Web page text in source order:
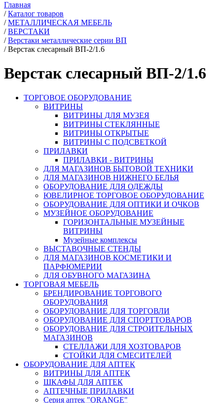
Главная
/ Каталог товаров
/ МЕТАЛЛИЧЕСКАЯ МЕБЕЛЬ
/ ВЕРСТАКИ
/ Верстаки металлические серии ВП
/ Верстак слесарный ВП-2/1.6
Верстак слесарный ВП-2/1.6
ТОРГОВОЕ ОБОРУДОВАНИЕ
ВИТРИНЫ
ВИТРИНЫ ДЛЯ МУЗЕЯ
ВИТРИНЫ СТЕКЛЯННЫЕ
ВИТРИНЫ ОТКРЫТЫЕ
ВИТРИНЫ С ПОДСВЕТКОЙ
ПРИЛАВКИ
ПРИЛАВКИ - ВИТРИНЫ
ДЛЯ МАГАЗИНОВ БЫТОВОЙ ТЕХНИКИ
ДЛЯ МАГАЗИНОВ НИЖНЕГО БЕЛЬЯ
ОБОРУДОВАНИЕ ДЛЯ ОДЕЖДЫ
ЮВЕЛИРНОЕ ТОРГОВОЕ ОБОРУДОВАНИЕ
ОБОРУДОВАНИЕ ДЛЯ ОПТИКИ И ОЧКОВ
МУЗЕЙНОЕ ОБОРУДОВАНИЕ
ГОРИЗОНТАЛЬНЫЕ МУЗЕЙНЫЕ
ВИТРИНЫ
Музейные комплексы
ВЫСТАВОЧНЫЕ СТЕНДЫ
ДЛЯ МАГАЗИНОВ КОСМЕТИКИ И
ПАРФЮМЕРИИ
ДЛЯ ОБУВНОГО МАГАЗИНА
ТОРГОВАЯ МЕБЕЛЬ
БРЕНДИРОВАНИЕ ТОРГОВОГО
ОБОРУДОВАНИЯ
ОБОРУДОВАНИЕ ДЛЯ ТОРГОВЛИ
ОБОРУДОВАНИЕ ДЛЯ СПОРТТОВАРОВ
ОБОРУДОВАНИЕ ДЛЯ СТРОИТЕЛЬНЫХ
МАГАЗИНОВ
СТЕЛЛАЖИ ДЛЯ ХОЗТОВАРОВ
СТОЙКИ ДЛЯ СМЕСИТЕЛЕЙ
ОБОРУДОВАНИЕ ДЛЯ АПТЕК
ВИТРИНЫ ДЛЯ АПТЕК
ШКАФЫ ДЛЯ АПТЕК
АПТЕЧНЫЕ ПРИЛАВКИ
Серия аптек "ORANGE"